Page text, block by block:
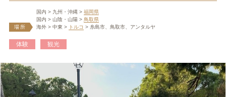
場所
国内 > 九州・沖縄 > 福岡県
国内 > 山陰・山陽 > 鳥取県
海外 > 中東 > トルコ > 糸島市、鳥取市、アンタルヤ
体験 観光